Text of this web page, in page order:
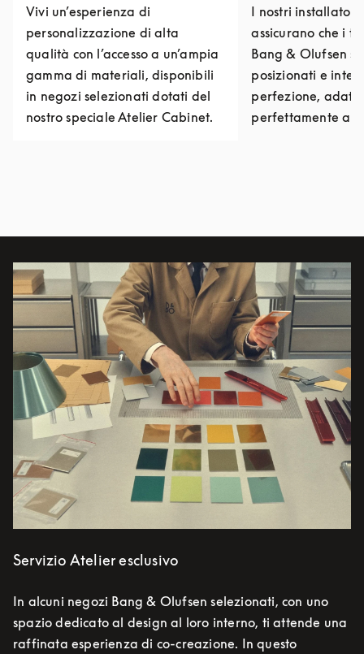
Vivi un’esperienza di
personalizzazione di alta
qualità con l’accesso a un’ampia
gamma di materiali, disponibili
in negozi selezionati dotati del
nostro speciale Atelier Cabinet.
I nostri installatori
assicurano che i
Bang & Olufsen
posizionati e
perfezione,
perfettamente
Immagine evento
Servizio Atelier esclusivo
In alcuni negozi Bang & Olufsen selezionati, con uno
spazio dedicato al design al loro interno, ti attende una
raffinata esperienza di co-creazione. In questo